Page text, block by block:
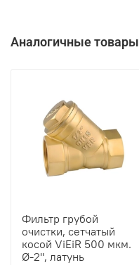
Аналогичные товары
Фильтр грубой
очистки, сетчатый
косой ViEiR 500 мкм.
Ø-2", латунь